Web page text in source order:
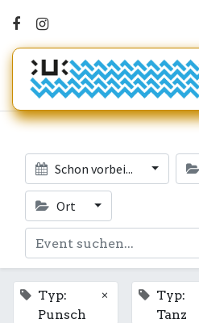
Schon vorbei...
Ort
Typ:
Punsch
×
Typ:
Tanz